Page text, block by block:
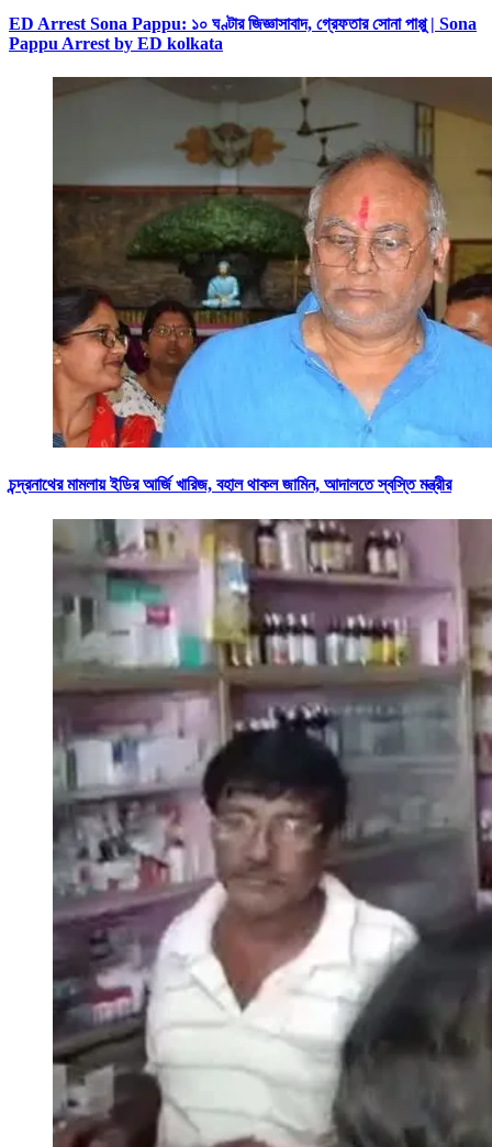
ED Arrest Sona Pappu: ১০ ঘণ্টার জিজ্ঞাসাবাদ, গ্রেফতার সোনা পাপ্পু | Sona
Pappu Arrest by ED kolkata
চন্দ্রনাথের মামলায় ইডির আর্জি খারিজ, বহাল থাকল জামিন, আদালতে স্বস্তি মন্ত্রীর